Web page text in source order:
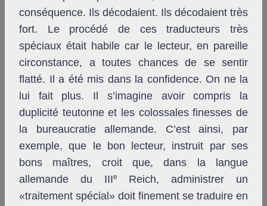
conséquence. Ils décodaient. Ils décodaient très
fort. Le procédé de ces traducteurs très
spéciaux était habile car le lecteur, en pareille
circonstance, a toutes chances de se sentir
flatté. Il a été mis dans la confidence. On ne la
lui fait plus. Il s’imagine avoir compris la
duplicité teutonne et les colossales finesses de
la bureaucratie allemande. C’est ainsi, par
exemple, que le bon lecteur, instruit par ses
bons maîtres, croit que, dans la langue
allemande du IIIe
Reich, administrer un
«traitement spécial» doit finement se traduire en